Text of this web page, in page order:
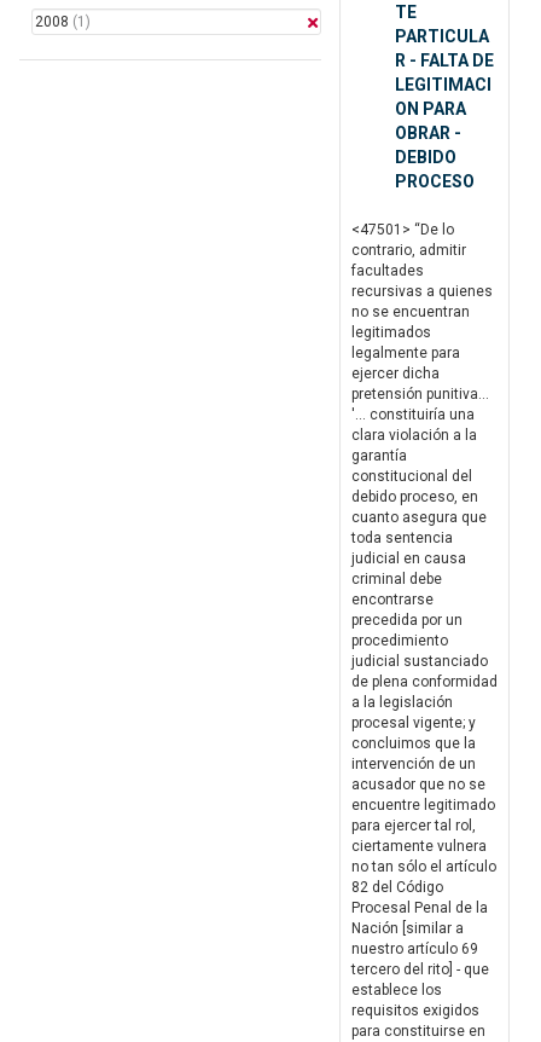
2008 (1)
TE
PARTICULA
R - FALTA DE
LEGITIMACI
ON PARA
OBRAR -
DEBIDO
PROCESO
<47501> “De lo
contrario, admitir
facultades
recursivas a quienes
no se encuentran
legitimados
legalmente para
ejercer dicha
pretensión punitiva...
'... constituiría una
clara violación a la
garantía
constitucional del
debido proceso, en
cuanto asegura que
toda sentencia
judicial en causa
criminal debe
encontrarse
precedida por un
procedimiento
judicial sustanciado
de plena conformidad
a la legislación
procesal vigente; y
concluimos que la
intervención de un
acusador que no se
encuentre legitimado
para ejercer tal rol,
ciertamente vulnera
no tan sólo el artículo
82 del Código
Procesal Penal de la
Nación [similar a
nuestro artículo 69
tercero del rito] - que
establece los
requisitos exigidos
para constituirse en